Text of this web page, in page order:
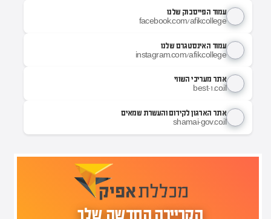
עמוד הפייסבוק שלנו
facebook.com/afikcollege
עמוד האינסטגרם שלנו
instagram.com/afik.college
אתר מעריכי השווי
best-1.co.il
אתר הארגון לקידום והעשרת שמאים
shamai-gov.co.il
הקריירה החדשה שלך